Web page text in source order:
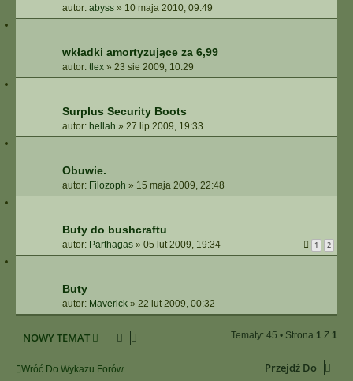
autor: abyss » 10 maja 2010, 09:49
wkładki amortyzujące za 6,99
autor: tlex » 23 sie 2009, 10:29
Surplus Security Boots
autor: hellah » 27 lip 2009, 19:33
Obuwie.
autor: Filozoph » 15 maja 2009, 22:48
Buty do bushcraftu
autor: Parthagas » 05 lut 2009, 19:34 1 2
Buty
autor: Maverick » 22 lut 2009, 00:32
NOWY TEMAT Tematy: 45 • Strona 1 Z 1
Wróć Do Wykazu Forów Przejdź Do